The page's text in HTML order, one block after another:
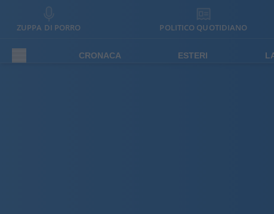
ZUPPA DI PORRO POLITICO QUOTIDIANO
CRONACA ESTERI